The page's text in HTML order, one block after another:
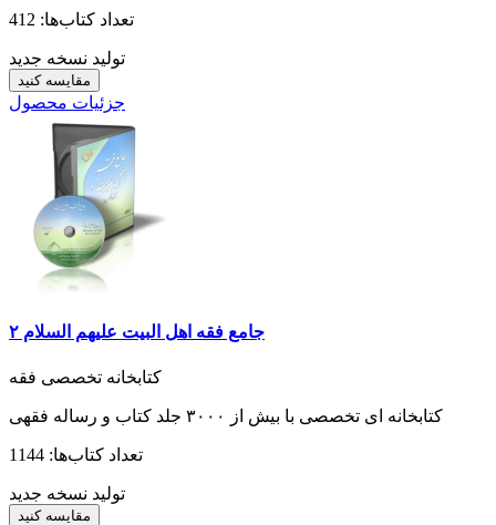
تعداد کتاب‌ها: 412
تولید نسخه جدید
مقایسه کنید
جزئیات محصول
جامع فقه اهل البیت علیهم السلام ۲
کتابخانه تخصصی فقه
کتابخانه ای تخصصی با بیش از ۳۰۰۰ جلد کتاب و رساله فقهی
تعداد کتاب‌ها: 1144
تولید نسخه جدید
مقایسه کنید